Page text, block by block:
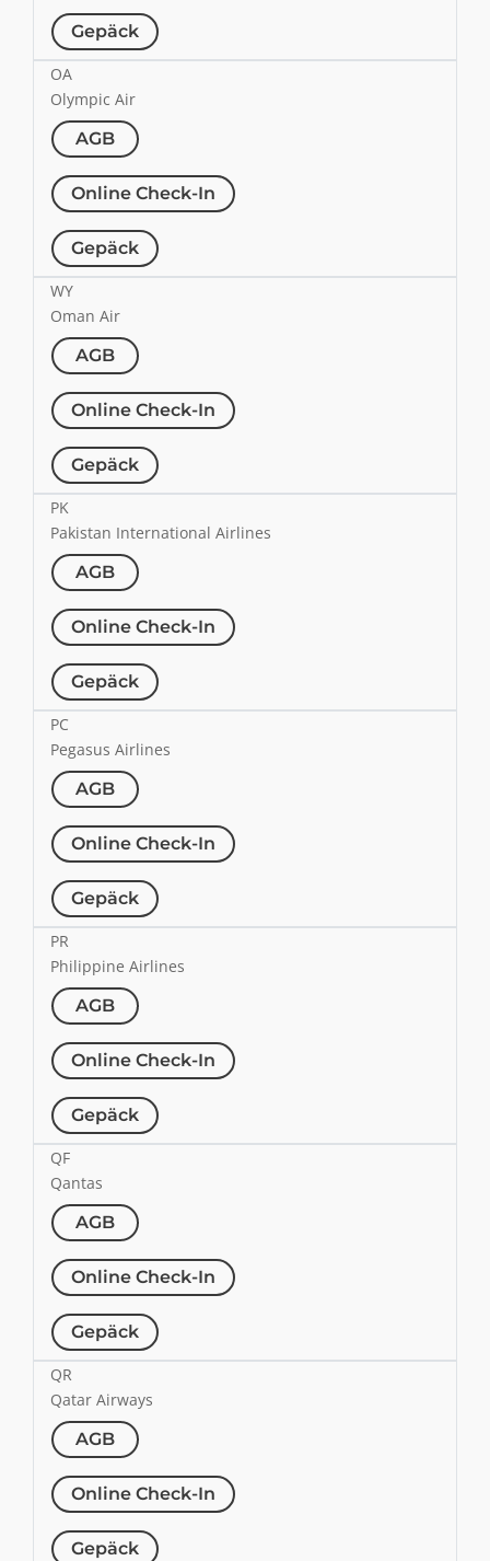
Gepäck
OA
Olympic Air
AGB
Online Check-In
Gepäck
WY
Oman Air
AGB
Online Check-In
Gepäck
PK
Pakistan International Airlines
AGB
Online Check-In
Gepäck
PC
Pegasus Airlines
AGB
Online Check-In
Gepäck
PR
Philippine Airlines
AGB
Online Check-In
Gepäck
QF
Qantas
AGB
Online Check-In
Gepäck
QR
Qatar Airways
AGB
Online Check-In
Gepäck